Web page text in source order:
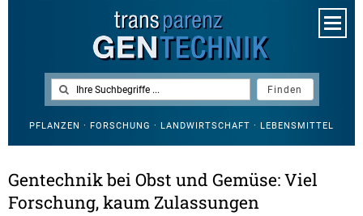
PFLANZEN · FORSCHUNG · LANDWIRTSCHAFT · LEBENSMITTEL
Gentechnik bei Obst und Gemüse: Viel
Forschung, kaum Zulassungen